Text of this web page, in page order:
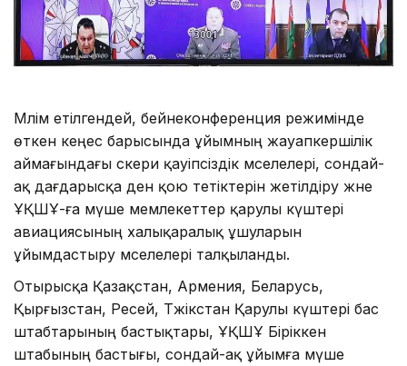
Мәлім етілгендей, бейнеконференция режимінде
өткен кеңес барысында ұйымның жауапкершілік
аймағындағы әскери қауіпсіздік мәселелері, сондай-
ақ дағдарысқа ден қою тетіктерін жетілдіру және
ҰҚШҰ-ға мүше мемлекеттер қарулы күштері
авиациясының халықаралық ұшуларын
ұйымдастыру мәселелері талқыланды.
Отырысқа Қазақстан, Армения, Беларусь,
Қырғызстан, Ресей, Тәжікстан Қарулы күштері бас
штабтарының бастықтары, ҰҚШҰ Біріккен
штабының бастығы, сондай-ақ ұйымға мүше